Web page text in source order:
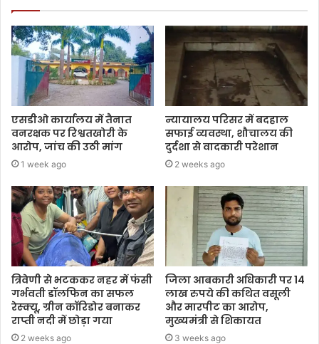
एसडीओ कार्यालय में तैनात
वनरक्षक पर रिश्वतखोरी के
आरोप, जांच की उठी मांग
1 week ago
न्यायालय परिसर में बदहाल
सफाई व्यवस्था, शौचालय की
दुर्दशा से वादकारी परेशान
2 weeks ago
त्रिवेणी से भटककर नहर में फंसी
गर्भवती डॉलफिन का सफल
रेस्क्यू, ग्रीन कॉरिडोर बनाकर
राप्ती नदी में छोड़ा गया
2 weeks ago
जिला आबकारी अधिकारी पर 14
लाख रुपये की कथित वसूली
और मारपीट का आरोप,
मुख्यमंत्री से शिकायत
3 weeks ago